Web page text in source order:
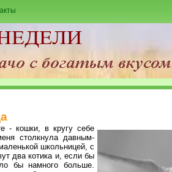
- кошки, в кругу себе
столкнула давным-
школьницей, с
два котика и, если бы
бы намного больше.